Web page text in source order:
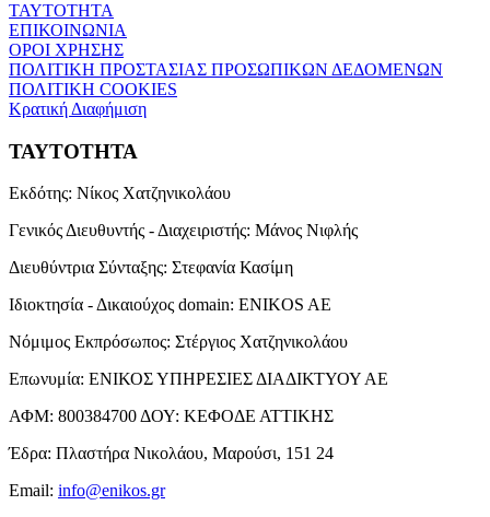
ΤΑΥΤΟΤΗΤΑ
ΕΠΙΚΟΙΝΩΝΙΑ
ΟΡΟΙ ΧΡΗΣΗΣ
ΠΟΛΙΤΙΚΗ ΠΡΟΣΤΑΣΙΑΣ ΠΡΟΣΩΠΙΚΩΝ ΔΕΔΟΜΕΝΩΝ
ΠΟΛΙΤΙΚΗ COOKIES
Κρατική Διαφήμιση
ΤΑΥΤΟΤΗΤΑ
Εκδότης: Νίκος Χατζηνικολάου
Γενικός Διευθυντής - Διαχειριστής: Μάνος Νιφλής
Διευθύντρια Σύνταξης: Στεφανία Κασίμη
Ιδιοκτησία - Δικαιούχος domain: ENIKOS AE
Νόμιμος Εκπρόσωπος: Στέργιος Χατζηνικολάου
Επωνυμία: ΕΝΙΚΟΣ ΥΠΗΡΕΣΙΕΣ ΔΙΑΔΙΚΤΥΟΥ ΑΕ
ΑΦΜ: 800384700ΔΟΥ: ΚΕΦΟΔΕ ΑΤΤΙΚΗΣ
Έδρα: Πλαστήρα Νικολάου, Μαρούσι, 151 24
Email: info@enikos.gr